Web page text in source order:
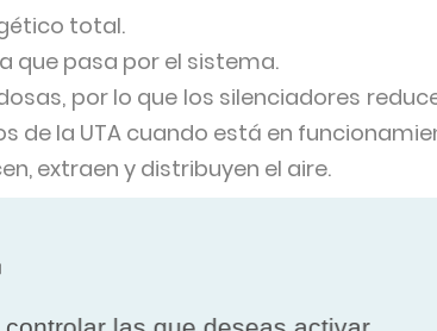
total.
que pasa por el sistema.
por lo que los silenciadores
de la UTA cuando está en
extraen y distribuyen el aire.
la calidad del aire interior
de calor, la ventilación
a los edificios a alcanzar